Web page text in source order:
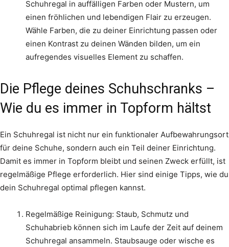
Schuhregal in auffälligen Farben oder Mustern, um
einen fröhlichen und lebendigen Flair zu erzeugen.
Wähle Farben, die zu deiner Einrichtung passen oder
einen Kontrast zu deinen Wänden bilden, um ein
aufregendes visuelles Element zu schaffen.
Die Pflege deines Schuhschranks –
Wie du es immer in Topform hältst
Ein Schuhregal ist nicht nur ein funktionaler Aufbewahrungsort
für deine Schuhe, sondern auch ein Teil deiner Einrichtung.
Damit es immer in Topform bleibt und seinen Zweck erfüllt, ist
regelmäßige Pflege erforderlich. Hier sind einige Tipps, wie du
dein Schuhregal optimal pflegen kannst.
Regelmäßige Reinigung: Staub, Schmutz und
Schuhabrieb können sich im Laufe der Zeit auf deinem
Schuhregal ansammeln. Staubsauge oder wische es